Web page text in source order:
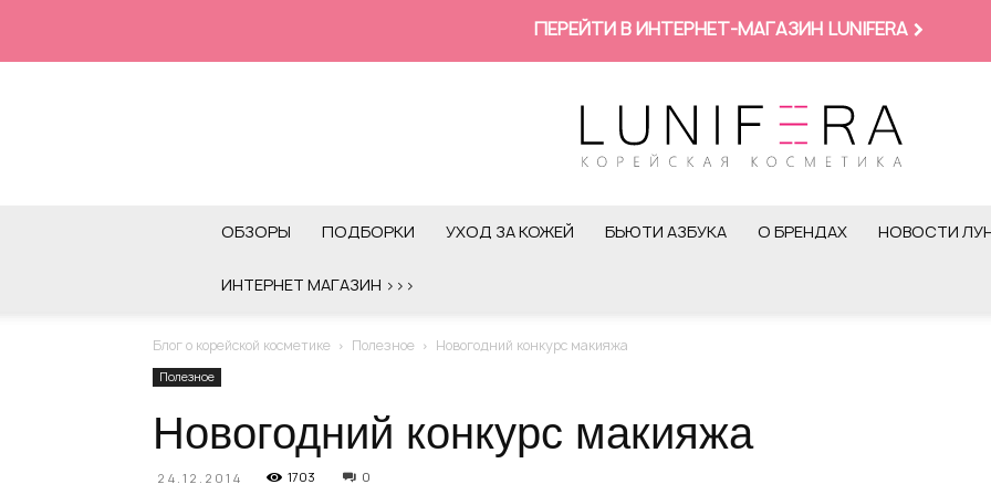
ПЕРЕЙТИ В ИНТЕРНЕТ-МАГАЗИН LUNIFERA
ОБЗОРЫ ПОДБОРКИ УХОД ЗА КОЖЕЙ БЬЮТИ АЗБУКА О БРЕНДАХ НОВОСТИ
ИНТЕРНЕТ МАГАЗИН >>>
Блог о корейской косметике Полезное Новогодний конкурс макияжа
Полезное
Новогодний конкурс макияжа
24.12.2014 1703 0